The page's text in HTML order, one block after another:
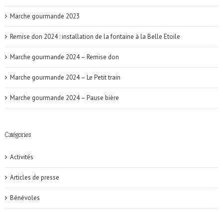
Marche gourmande 2023
Remise don 2024 : installation de la fontaine à la Belle Etoile
Marche gourmande 2024 – Remise don
Marche gourmande 2024 – Le Petit train
Marche gourmande 2024 – Pause bière
Catégories
Activités
Articles de presse
Bénévoles